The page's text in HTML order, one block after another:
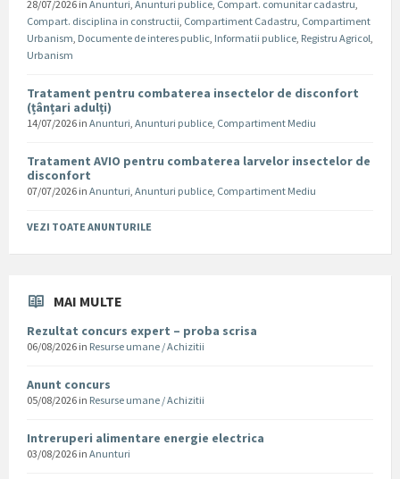
28/07/2026 in Anunturi, Anunturi publice, Compart. comunitar cadastru,
Compart. disciplina in constructii, Compartiment Cadastru, Compartiment
Urbanism, Documente de interes public, Informatii publice, Registru Agricol,
Urbanism
Tratament pentru combaterea insectelor de disconfort
(țânțari adulți)
14/07/2026 in Anunturi, Anunturi publice, Compartiment Mediu
Tratament AVIO pentru combaterea larvelor insectelor de
disconfort
07/07/2026 in Anunturi, Anunturi publice, Compartiment Mediu
VEZI TOATE ANUNTURILE
MAI MULTE
Rezultat concurs expert – proba scrisa
06/08/2026 in Resurse umane / Achizitii
Anunt concurs
05/08/2026 in Resurse umane / Achizitii
Intreruperi alimentare energie electrica
03/08/2026 in Anunturi